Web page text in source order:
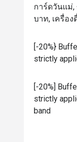
การ์ดวันแม่,
บาท, เครื่อ
[-20%}
strictly
[-20%]
strictly
band